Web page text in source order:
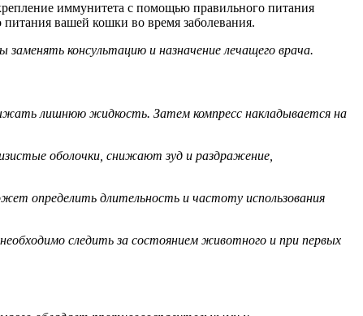
иммунитета с помощью правильного питания
вашей кошки во время заболевания.
консультацию и назначение лечащего врача.
лишнюю жидкость. Затем компресс накладывается на
оболочки, снижают зуд и раздражение,
определить длительность и частоту использования
следить за состоянием животного и при первых